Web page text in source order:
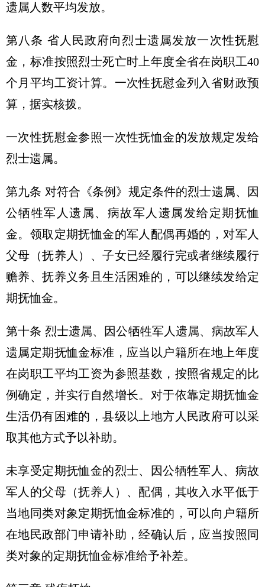
遗属人数平均发放。
第八条 省人民政府向烈士遗属发放一次性抚慰
金，标准按照烈士死亡时上年度全省在岗职工40
个月平均工资计算。一次性抚慰金列入省财政预
算，据实核拨。
一次性抚慰金参照一次性抚恤金的发放规定发给
烈士遗属。
第九条 对符合《条例》规定条件的烈士遗属、因
公牺牲军人遗属、病故军人遗属发给定期抚恤
金。领取定期抚恤金的军人配偶再婚的，对军人
父母（抚养人）、子女已经履行完或者继续履行
赡养、抚养义务且生活困难的，可以继续发给定
期抚恤金。
第十条 烈士遗属、因公牺牲军人遗属、病故军人
遗属定期抚恤金标准，应当以户籍所在地上年度
在岗职工平均工资为参照基数，按照省规定的比
例确定，并实行自然增长。对于依靠定期抚恤金
生活仍有困难的，县级以上地方人民政府可以采
取其他方式予以补助。
未享受定期抚恤金的烈士、因公牺牲军人、病故
军人的父母（抚养人）、配偶，其收入水平低于
当地同类对象定期抚恤金标准的，可以向户籍所
在地民政部门申请补助，经确认后，应当按照同
类对象的定期抚恤金标准给予补差。